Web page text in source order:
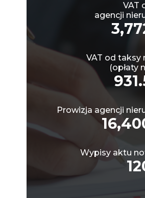
VAT
agencji
VAT od taksy
(opłaty
Prowizja agencji
Wypisy aktu